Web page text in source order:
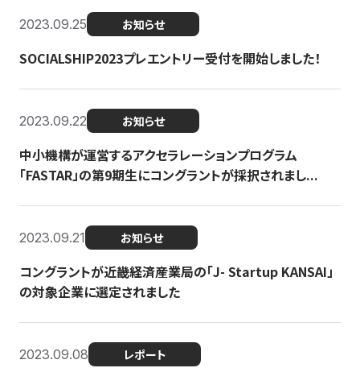
2023.09.25 お知らせ
SOCIALSHIP2023プレエントリー受付を開始しました！
2023.09.22 お知らせ
中小機構が運営するアクセラレーションプログラム
「FASTAR」の第9期生にコングラントが採択されまし...
2023.09.21 お知らせ
コングラントが近畿経済産業局の「J- Startup KANSAI」
の対象企業に選定されました
2023.09.08 レポート